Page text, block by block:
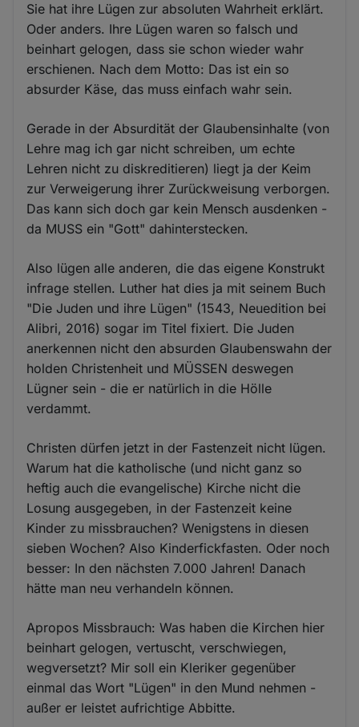
Sie hat ihre Lügen zur absoluten Wahrheit erklärt.
Oder anders. Ihre Lügen waren so falsch und
beinhart gelogen, dass sie schon wieder wahr
erschienen. Nach dem Motto: Das ist ein so
absurder Käse, das muss einfach wahr sein.
Gerade in der Absurdität der Glaubensinhalte (von
Lehre mag ich gar nicht schreiben, um echte
Lehren nicht zu diskreditieren) liegt ja der Keim
zur Verweigerung ihrer Zurückweisung verborgen.
Das kann sich doch gar kein Mensch ausdenken -
da MUSS ein "Gott" dahinterstecken.
Also lügen alle anderen, die das eigene Konstrukt
infrage stellen. Luther hat dies ja mit seinem Buch
"Die Juden und ihre Lügen" (1543, Neuedition bei
Alibri, 2016) sogar im Titel fixiert. Die Juden
anerkennen nicht den absurden Glaubenswahn der
holden Christenheit und MÜSSEN deswegen
Lügner sein - die er natürlich in die Hölle
verdammt.
Christen dürfen jetzt in der Fastenzeit nicht lügen.
Warum hat die katholische (und nicht ganz so
heftig auch die evangelische) Kirche nicht die
Losung ausgegeben, in der Fastenzeit keine
Kinder zu missbrauchen? Wenigstens in diesen
sieben Wochen? Also Kinderfickfasten. Oder noch
besser: In den nächsten 7.000 Jahren! Danach
hätte man neu verhandeln können.
Apropos Missbrauch: Was haben die Kirchen hier
beinhart gelogen, vertuscht, verschwiegen,
wegversetzt? Mir soll ein Kleriker gegenüber
einmal das Wort "Lügen" in den Mund nehmen -
außer er leistet aufrichtige Abbitte.